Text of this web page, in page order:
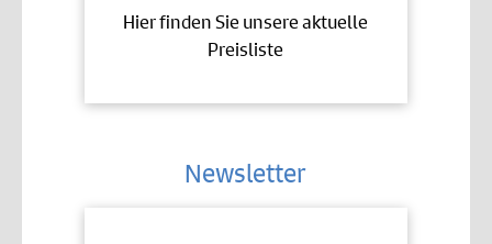
Hier finden Sie unsere aktuelle
Preisliste
Newsletter